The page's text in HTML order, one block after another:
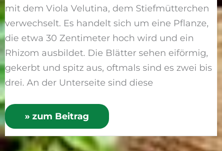
mit dem Viola Velutina, dem Stiefmütterchen
verwechselt. Es handelt sich um eine Pflanze,
die etwa 30 Zentimeter hoch wird und ein
Rhizom ausbildet. Die Blätter sehen eiförmig,
gekerbt und spitz aus, oftmals sind es zwei bis
drei. An der Unterseite sind diese
» zum Beitrag